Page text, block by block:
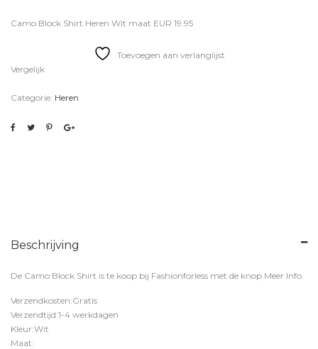
Camo Block Shirt Heren Wit maat EUR 19.95
Toevoegen aan verlanglijst
Vergelijk
Categorie: Heren
Beschrijving
De Camo Block Shirt is te koop bij Fashionforless met de knop Meer Info.
Verzendkosten:Gratis
Verzendtijd:1-4 werkdagen
Kleur:Wit
Maat: